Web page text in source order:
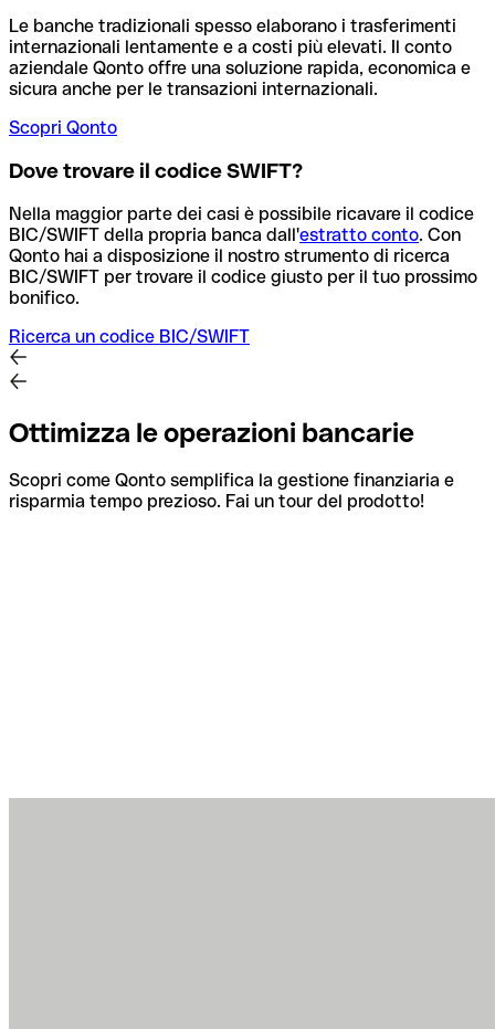
Le banche tradizionali spesso elaborano i trasferimenti
internazionali lentamente e a costi più elevati. Il conto
aziendale Qonto offre una soluzione rapida, economica e
sicura anche per le transazioni internazionali.
Scopri Qonto
Dove trovare il codice SWIFT?
Nella maggior parte dei casi è possibile ricavare il codice
BIC/SWIFT della propria banca dall'estratto conto. Con
Qonto hai a disposizione il nostro strumento di ricerca
BIC/SWIFT per trovare il codice giusto per il tuo prossimo
bonifico.
Ricerca un codice BIC/SWIFT
Ottimizza le operazioni bancarie
Scopri come Qonto semplifica la gestione finanziaria e
risparmia tempo prezioso. Fai un tour del prodotto!